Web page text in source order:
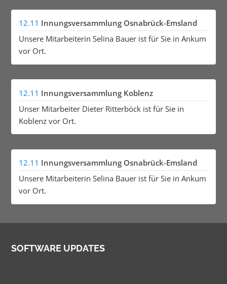
12.11 Innungsversammlung Osnabrück-Emsland
Unsere Mitarbeiterin Selina Bauer ist für Sie in Ankum
vor Ort.
12.11 Innungsversammlung Koblenz
Unser Mitarbeiter Dieter Ritterböck ist für Sie in
Koblenz vor Ort.
12.11 Innungsversammlung Osnabrück-Emsland
Unsere Mitarbeiterin Selina Bauer ist für Sie in Ankum
vor Ort.
SOFTWARE UPDATES